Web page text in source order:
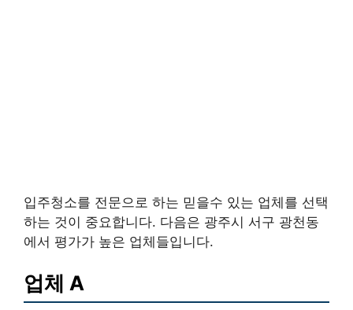
입주청소를 전문으로 하는 믿을수 있는 업체를 선택
하는 것이 중요합니다. 다음은 광주시 서구 광천동
에서 평가가 높은 업체들입니다.
업체 A